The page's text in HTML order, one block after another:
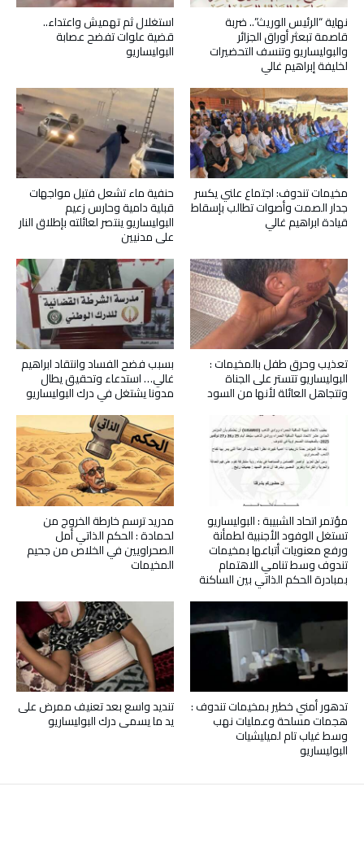
استغلال ثم تهميش واعتداء..
قضية علوات تفضح عصابة
البوليساريو
نهاية “الرئيس الوريث”.. ضربة
قاصمة تبعثر أوراق الجزائر
والبوليساريو وتنسف التحضيرات
لخليفة إبراهيم غالي
حنفية ماء تشعل فتيل مواجهات
قبلية دامية وحارس زعيم
البوليساريو ينتصر لعائلته بإطلاق النار
على مدنيين
مخيمات تندوف: اجتماع علني يكسر
جدار الصمت وأصوات تطالب بإسقاط
قيادة ابراهيم غالي
بسبب فضح الفساد وانتقاد ابراهيم
غالي… استدعاء وتحقيق يطال
مدونا يشتغل في درك البوليساريو
تعذيب وحرق طفل بالمخيمات :
البوليساريو تتستر على الجناة
وتتجاهل العائلة لأنها من السود
مدريد ترسم خارطة الخروج من
لحمادة : الحكم الذاتي أمل
الصحراويين في الخلاص من جحيم
المخيمات
مؤتمر اتحاد الشبيبة : البوليساريو
تستغل الوفود الأجنبية لطمأنة
ورفع معنويات أتباعها بمخيمات
تندوف وسط تنامي الاهتمام
بمبادرة الحكم الذاتي بين الساكنة
تنديد واسع بعد تعنيف ممرض على
يد ما يسمى درك البوليساريو
تدهور أمني خطير بمخيمات تندوف :
هجمات مسلحة وعمليات نهب
وسط غياب تام لميليشيات
البوليساريو